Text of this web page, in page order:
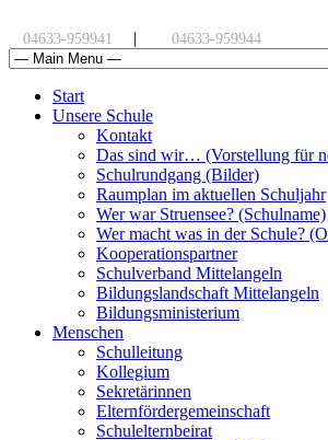
04633-959941 | 04633-959944
Start
Unsere Schule
Kontakt
Das sind wir… (Vorstellung für
Schulrundgang (Bilder)
Raumplan im aktuellen Schuljahr
Wer war Struensee? (Schulname)
Wer macht was in der Schule?
Kooperationspartner
Schulverband Mittelangeln
Bildungslandschaft Mittelangeln
Bildungsministerium
Menschen
Schulleitung
Kollegium
Sekretärinnen
Elternfördergemeinschaft
Schulelternbeirat